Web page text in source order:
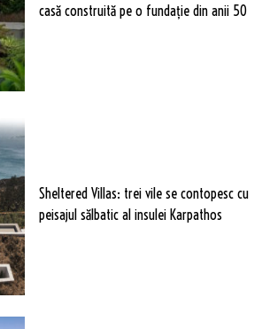
casă construită pe o fundație din anii 50
Sheltered Villas: trei vile se contopesc cu
peisajul sălbatic al insulei Karpathos